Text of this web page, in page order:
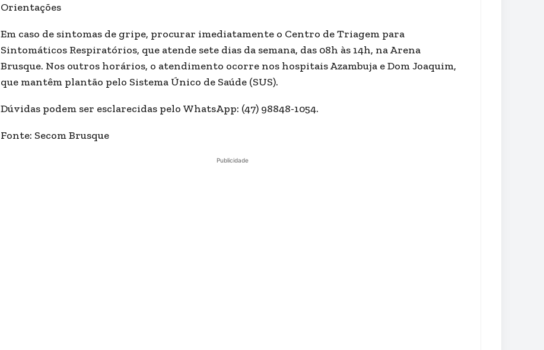
Orientações
Em caso de sintomas de gripe, procurar imediatamente o Centro de Triagem para
Sintomáticos Respiratórios, que atende sete dias da semana, das 08h às 14h, na Arena
Brusque. Nos outros horários, o atendimento ocorre nos hospitais Azambuja e Dom Joaquim,
que mantêm plantão pelo Sistema Único de Saúde (SUS).
Dúvidas podem ser esclarecidas pelo WhatsApp: (47) 98848-1054.
Fonte: Secom Brusque
Publicidade